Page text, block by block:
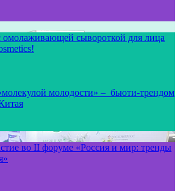
омолаживающей сывороткой для лица
молодости» – бьюти-трендом
во II форуме «Россия и мир: тренды